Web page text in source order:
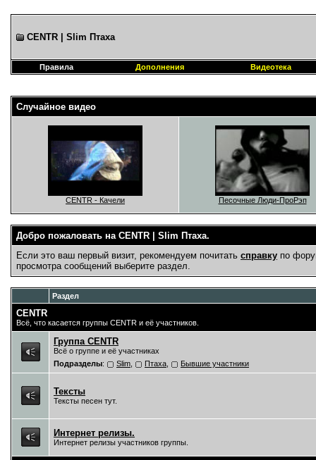
CENTR | Slim Птаха
Правила Дополнения Видеотека
Случайное видео
CENTR - Качели Песочные Люди-ПроРэп
Добро пожаловать на CENTR | Slim Птаха.
Если это ваш первый визит, рекомендуем почитать справку по
просмотра сообщений выберите раздел.
Раздел
CENTR
Всё, что касается группы CENTR и её участников.
Группа CENTR
Всё о группе и её участниках
Подразделы: Slim Птаха Бывшие участники
Тексты
Тексты песен тут.
Интернет релизы.
Интернет релизы участников группы.